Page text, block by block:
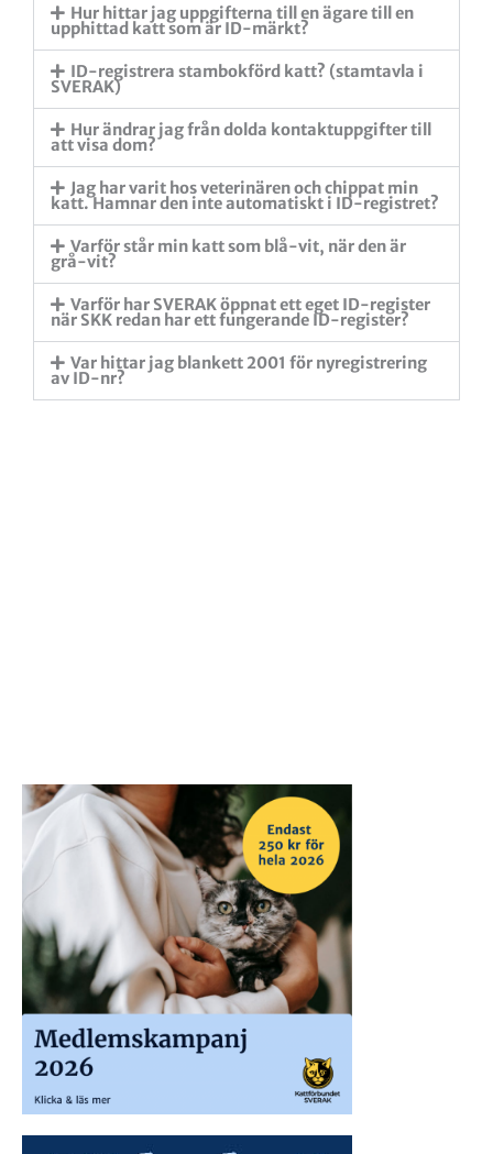
Hur hittar jag uppgifterna till en ägare till en
upphittad katt som är ID-märkt?
ID-registrera stambokförd katt? (stamtavla i
SVERAK)
Hur ändrar jag från dolda kontaktuppgifter till
att visa dom?
Jag har varit hos veterinären och chippat min
katt. Hamnar den inte automatiskt i ID-registret?
Varför står min katt som blå-vit, när den är
grå-vit?
Varför har SVERAK öppnat ett eget ID-register
när SKK redan har ett fungerande ID-register?
Var hittar jag blankett 2001 för nyregistrering
av ID-nr?